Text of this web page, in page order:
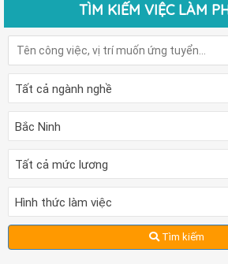
TÌM KIẾM VIỆC LÀM
Tất cả ngành nghề
Bắc Ninh
Tất cả mức lương
Hình thức làm việc
Tìm kiếm